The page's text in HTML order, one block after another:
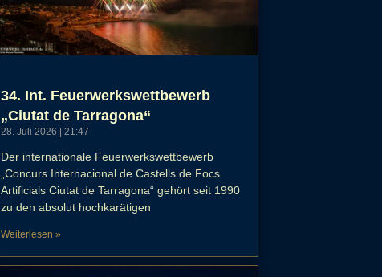
34. Int. Feuerwerkswettbewerb
„Ciutat de Tarragona“
28. Juli 2026 21:47
Der internationale Feuerwerkswettbewerb
„Concurs Internacional de Castells de Focs
Artificials Ciutat de Tarragona“ gehört seit 1990
zu den absolut hochkarätigen
Weiterlesen »